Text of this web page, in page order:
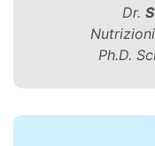
Dr.
Ph.D.